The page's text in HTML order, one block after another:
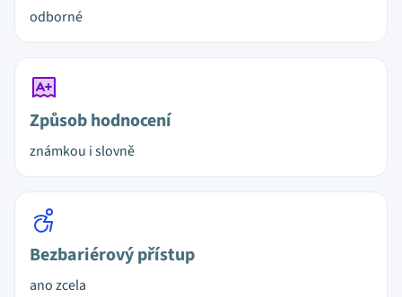
odborné
Způsob hodnocení
známkou i slovně
Bezbariérový přístup
ano zcela